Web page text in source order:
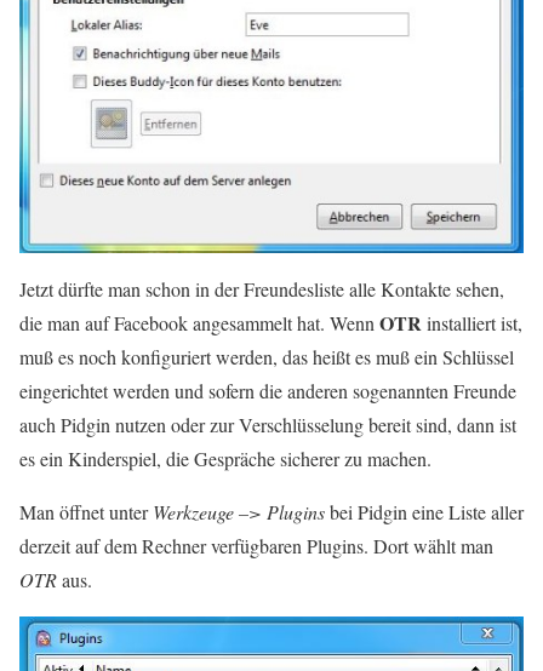
Jetzt dürfte man schon in der Freundesliste alle Kontakte sehen,
die man auf Facebook angesammelt hat. WennOTRinstalliert ist,
muß es noch konfiguriert werden, das heißt es muß ein Schlüssel
eingerichtet werden und sofern die anderen sogenannten Freunde
auch Pidgin nutzen oder zur Verschlüsselung bereit sind, dann ist
es ein Kinderspiel, die Gespräche sicherer zu machen.
Man öffnet unterWerkzeuge –> Pluginsbei Pidgin eine Liste aller
derzeit auf dem Rechner verfügbaren Plugins. Dort wählt man
OTRaus.